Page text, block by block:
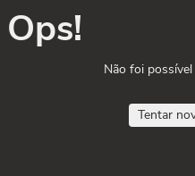
Ops!
Não foi
Tentar